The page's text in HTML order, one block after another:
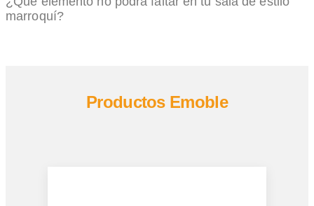
marroquí?
Productos Emoble